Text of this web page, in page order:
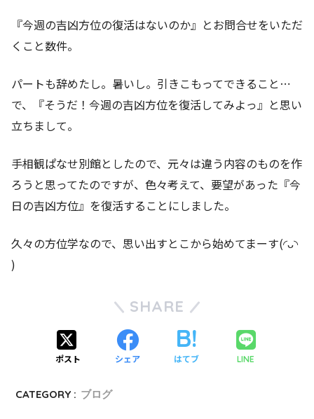
『今週の吉凶方位の復活はないのか』とお問合せをいただ
くこと数件。
パートも辞めたし。暑いし。引きこもってできること⋯
で、『そうだ！今週の吉凶方位を復活してみよっ』と思い
立ちまして。
手相観ぱなせ別館としたので、元々は違う内容のものを作
ろうと思ってたのですが、色々考えて、要望があった『今
日の吉凶方位』を復活することにしました。
久々の方位学なので、思い出すとこから始めてまーす(◜ᴗ◝
)
SHARE
ポスト シェア はてブ LINE
CATEGORY : ブログ